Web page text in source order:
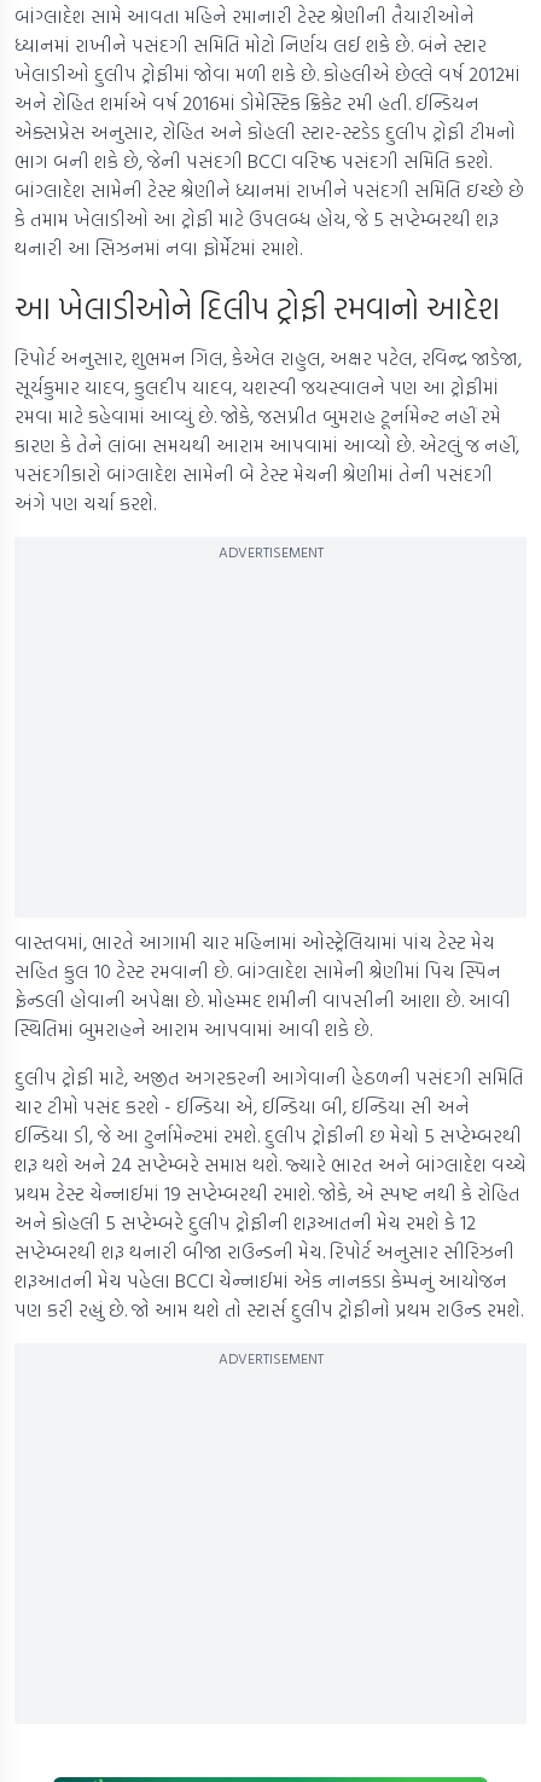
બાંગ્લાદેશ સામે આવતા મહિને રમાનારી ટેસ્ટ શ્રેણીની તૈયારીઓને
ધ્યાનમાં રાખીને પસંદગી સમિતિ મોટો નિર્ણય લઈ શકે છે. બંને સ્ટાર
ખેલાડીઓ દુલીપ ટ્રોફીમાં જોવા મળી શકે છે. કોહલીએ છેલ્લે વર્ષ 2012માં
અને રોહિત શર્માએ વર્ષ 2016માં ડોમેસ્ટિક ક્રિકેટ રમી હતી. ઈન્ડિયન
એક્સપ્રેસ અનુસાર, રોહિત અને કોહલી સ્ટાર-સ્ટડેડ દુલીપ ટ્રોફી ટીમનો
ભાગ બની શકે છે, જેની પસંદગી BCCI વરિષ્ઠ પસંદગી સમિતિ કરશે.
બાંગ્લાદેશ સામેની ટેસ્ટ શ્રેણીને ધ્યાનમાં રાખીને પસંદગી સમિતિ ઇચ્છે છે
કે તમામ ખેલાડીઓ આ ટ્રોફી માટે ઉપલબ્ધ હોય, જે 5 સપ્ટેમ્બરથી શરૂ
થનારી આ સિઝનમાં નવા ફોર્મેટમાં રમાશે.
આ ખેલાડીઓને દિલીપ ટ્રોફી રમવાનો આદેશ
રિપોર્ટ અનુસાર, શુભમન ગિલ, કેએલ રાહુલ, અક્ષર પટેલ, રવિન્દ્ર જાડેજા,
સૂર્યકુમાર યાદવ, કુલદીપ યાદવ, યશસ્વી જયસ્વાલને પણ આ ટ્રોફીમાં
રમવા માટે કહેવામાં આવ્યું છે. જોકે, જસપ્રીત બુમરાહ ટૂર્નામેન્ટ નહીં રમે
કારણ કે તેને લાંબા સમયથી આરામ આપવામાં આવ્યો છે. એટલું જ નહીં,
પસંદગીકારો બાંગ્લાદેશ સામેની બે ટેસ્ટ મેચની શ્રેણીમાં તેની પસંદગી
અંગે પણ ચર્ચા કરશે.
ADVERTISEMENT
વાસ્તવમાં, ભારતે આગામી ચાર મહિનામાં ઓસ્ટ્રેલિયામાં પાંચ ટેસ્ટ મેચ
સહિત કુલ 10 ટેસ્ટ રમવાની છે. બાંગ્લાદેશ સામેની શ્રેણીમાં પિચ સ્પિન
ફ્રેન્ડલી હોવાની અપેક્ષા છે. મોહમ્મદ શમીની વાપસીની આશા છે. આવી
સ્થિતિમાં બુમરાહને આરામ આપવામાં આવી શકે છે.
દુલીપ ટ્રોફી માટે, અજીત અગરકરની આગેવાની હેઠળની પસંદગી સમિતિ
ચાર ટીમો પસંદ કરશે - ઈન્ડિયા એ, ઈન્ડિયા બી, ઈન્ડિયા સી અને
ઈન્ડિયા ડી, જે આ ટુર્નામેન્ટમાં રમશે. દુલીપ ટ્રોફીની છ મેચો 5 સપ્ટેમ્બરથી
શરૂ થશે અને 24 સપ્ટેમ્બરે સમાપ્ત થશે. જ્યારે ભારત અને બાંગ્લાદેશ વચ્ચે
પ્રથમ ટેસ્ટ ચેન્નાઈમાં 19 સપ્ટેમ્બરથી રમાશે. જોકે, એ સ્પષ્ટ નથી કે રોહિત
અને કોહલી 5 સપ્ટેમ્બરે દુલીપ ટ્રોફીની શરૂઆતની મેચ રમશે કે 12
સપ્ટેમ્બરથી શરૂ થનારી બીજા રાઉન્ડની મેચ. રિપોર્ટ અનુસાર સીરિઝની
શરૂઆતની મેચ પહેલા BCCI ચેન્નાઈમાં એક નાનકડા કેમ્પનું આયોજન
પણ કરી રહ્યું છે. જો આમ થશે તો સ્ટાર્સ દુલીપ ટ્રોફીનો પ્રથમ રાઉન્ડ રમશે.
ADVERTISEMENT